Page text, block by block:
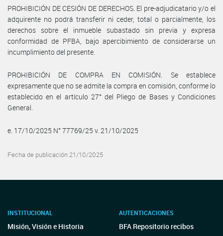
PROHIBICIÓN DE CESIÓN DE DERECHOS. El pre-adjudicatario y/o el
adquirente no podrá transferir ni ceder, total o parcialmente, los
derechos sobre el inmueble subastado sin previa y expresa
conformidad de PFBA, bajo apercibimiento de considerarse un
incumplimiento del presente.
PROHIBICIÓN DE COMPRA EN COMISIÓN. Se establece
expresamente que no se admite la compra en comisión, conforme lo
establecido en el artículo 27° del Pliego de Bases y Condiciones
General.
e. 17/10/2025 N° 77769/25 v. 21/10/2025
Fecha de publicación 21/10/2025
INSTITUCIONAL
Misión, Visión e Historia
AUTENTICACIONES
BFA Repositorio recibos